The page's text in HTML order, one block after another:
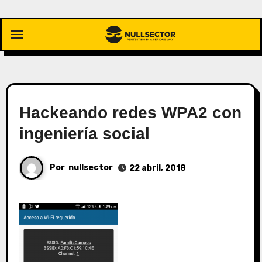
contenido
Hackeando redes WPA2 con
ingeniería social
Por nullsector 22 abril, 2018